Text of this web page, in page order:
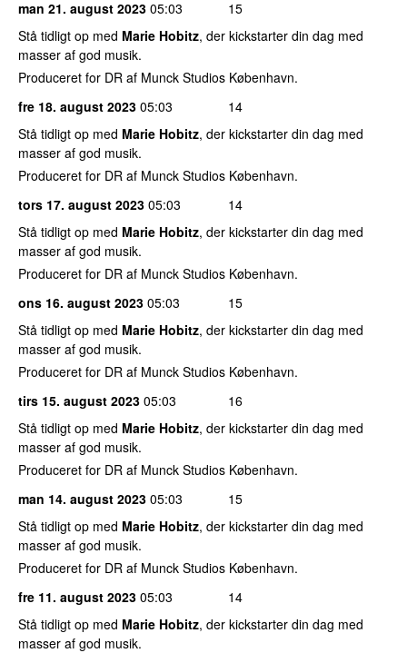
man 21. august 2023 05:03
15
Stå tidligt op med Marie Hobitz, der kickstarter din dag med
masser af god musik.
Produceret for DR af Munck Studios København.
fre 18. august 2023 05:03
14
Stå tidligt op med Marie Hobitz, der kickstarter din dag med
masser af god musik.
Produceret for DR af Munck Studios København.
tors 17. august 2023 05:03
14
Stå tidligt op med Marie Hobitz, der kickstarter din dag med
masser af god musik.
Produceret for DR af Munck Studios København.
ons 16. august 2023 05:03
15
Stå tidligt op med Marie Hobitz, der kickstarter din dag med
masser af god musik.
Produceret for DR af Munck Studios København.
tirs 15. august 2023 05:03
16
Stå tidligt op med Marie Hobitz, der kickstarter din dag med
masser af god musik.
Produceret for DR af Munck Studios København.
man 14. august 2023 05:03
15
Stå tidligt op med Marie Hobitz, der kickstarter din dag med
masser af god musik.
Produceret for DR af Munck Studios København.
fre 11. august 2023 05:03
14
Stå tidligt op med Marie Hobitz, der kickstarter din dag med
masser af god musik.